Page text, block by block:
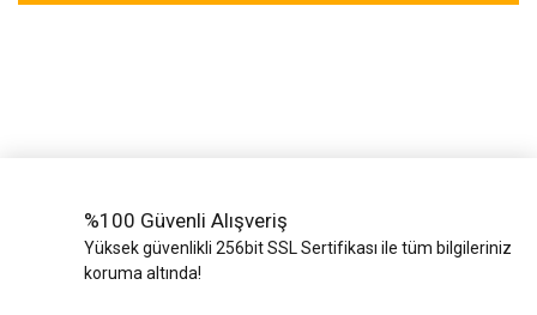
%100 Güvenli Alışveriş
Yüksek güvenlikli 256bit SSL Sertifikası ile tüm bilgileriniz
koruma altında!